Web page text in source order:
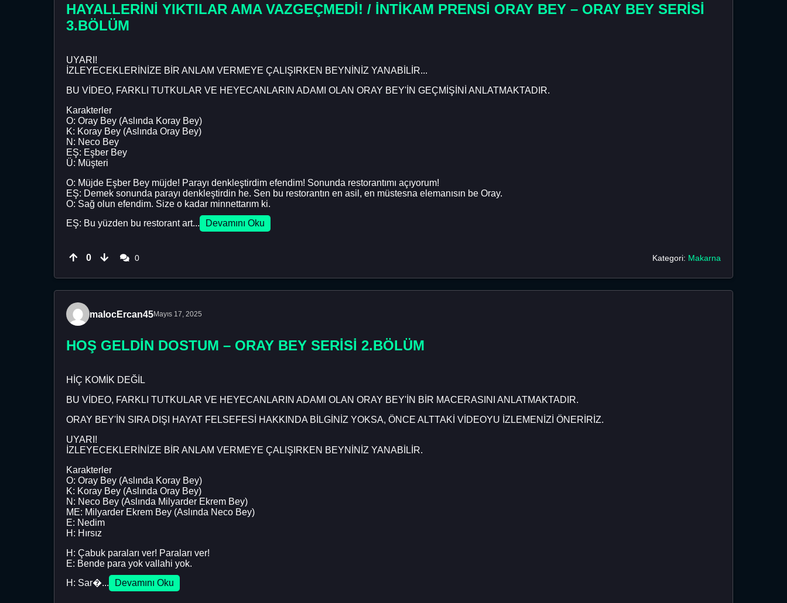
HAYALLERİNİ YIKTILAR AMA VAZGEÇMEDİ! / İNTİKAM PRENSİ ORAY BEY – ORAY BEY SERİSİ
3.BÖLÜM
UYARI!
İZLEYECEKLERİNİZE BİR ANLAM VERMEYE ÇALIŞIRKEN BEYNİNİZ YANABİLİR...
BU VİDEO, FARKLI TUTKULAR VE HEYECANLARIN ADAMI OLAN ORAY BEY'İN GEÇMİŞİNİ ANLATMAKTADIR.
Karakterler
O: Oray Bey (Aslında Koray Bey)
K: Koray Bey (Aslında Oray Bey)
N: Neco Bey
EŞ: Eşber Bey
Ü: Müşteri
O: Müjde Eşber Bey müjde! Parayı denkleştirdim efendim! Sonunda restorantımı açıyorum!
EŞ: Demek sonunda parayı denkleştirdin he. Sen bu restorantın en asil, en müstesna elemanısın be Oray.
O: Sağ olun efendim. Size o kadar minnettarım ki.
EŞ: Bu yüzden bu restorant art...
Devamını Oku
0 0 Kategori: Makarna
malocErcan45Mayıs 17, 2025
HOŞ GELDİN DOSTUM – ORAY BEY SERİSİ 2.BÖLÜM
HİÇ KOMİK DEĞİL
BU VİDEO, FARKLI TUTKULAR VE HEYECANLARIN ADAMI OLAN ORAY BEY'İN BİR MACERASINI ANLATMAKTADIR.
ORAY BEY'İN SIRA DIŞI HAYAT FELSEFESİ HAKKINDA BİLGİNİZ YOKSA, ÖNCE ALTTAKİ VİDEOYU İZLEMENİZİ ÖNERİRİZ.
UYARI!
İZLEYECEKLERİNİZE BİR ANLAM VERMEYE ÇALIŞIRKEN BEYNİNİZ YANABİLİR.
Karakterler
O: Oray Bey (Aslında Koray Bey)
K: Koray Bey (Aslında Oray Bey)
N: Neco Bey (Aslında Milyarder Ekrem Bey)
ME: Milyarder Ekrem Bey (Aslında Neco Bey)
E: Nedim
H: Hırsız
H: Çabuk paraları ver! Paraları ver!
E: Bende para yok vallahi yok.
H: Sar�...
Devamını Oku